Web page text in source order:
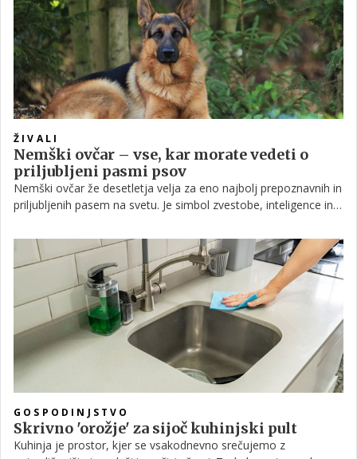
ŽIVALI
Nemški ovčar – vse, kar morate vedeti o
priljubljeni pasmi psov
Nemški ovčar že desetletja velja za eno najbolj prepoznavnih in
priljubljenih pasem na svetu. Je simbol zvestobe, inteligence in
družinskega spremljevalca, policijskega psa ali terapevtskega
pomočnika. A za lepo podobo se skriva tudi zahtevna plat, ki jo
mora bodoči lastnik razumeti.
GOSPODINJSTVO
Skrivno 'orožje' za sijoč kuhinjski pult
Kuhinja je prostor, kjer se vsakodnevno srečujemo z